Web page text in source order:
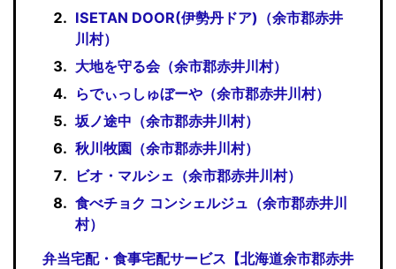
ISETAN DOOR(伊勢丹ドア)（余市郡赤井
川村）
大地を守る会（余市郡赤井川村）
らでぃっしゅぼーや（余市郡赤井川村）
坂ノ途中（余市郡赤井川村）
秋川牧園（余市郡赤井川村）
ビオ・マルシェ（余市郡赤井川村）
食べチョク コンシェルジュ（余市郡赤井川
村）
弁当宅配・食事宅配サービス【北海道余市郡赤井